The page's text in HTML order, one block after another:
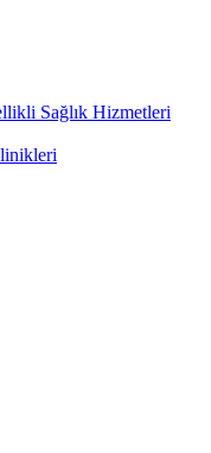
Sağlık Hizmetleri